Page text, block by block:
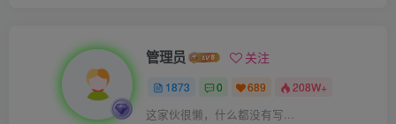
管理员 关注
1873 0 689 208W+
这家伙很懒，什么都没有写...